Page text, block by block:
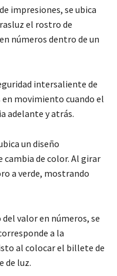
impresiones, se ubica
el rostro de
números dentro de un
intersaliente de
movimiento cuando el
adelante y atrás.
un diseño
de color. Al girar
a verde, mostrando
valor en números, se
a la
al colocar el billete de
de luz.